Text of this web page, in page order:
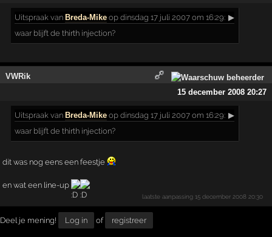
Uitspraak van Breda-Mike op dinsdag 17 juli 2007 om 16:29: ▶
waar blijft de thirth injection?
VWRik
15 december 2008 20:27
Uitspraak van Breda-Mike op dinsdag 17 juli 2007 om 16:29: ▶
waar blijft de thirth injection?
dit was nog eens een feestje
en wat een line-up
laatste aanpassing15 december 2008 20:30
Deel je mening! Log in of registreer